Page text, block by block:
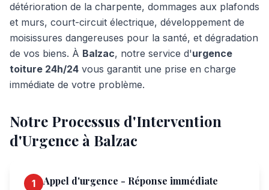
détérioration de la charpente, dommages aux plafonds
et murs, court-circuit électrique, développement de
moisissures dangereuses pour la santé, et dégradation
de vos biens. À Balzac, notre service d'urgence
toiture 24h/24 vous garantit une prise en charge
immédiate de votre problème.
Notre Processus d'Intervention
d'Urgence à Balzac
1 Appel d'urgence - Réponse immédiate